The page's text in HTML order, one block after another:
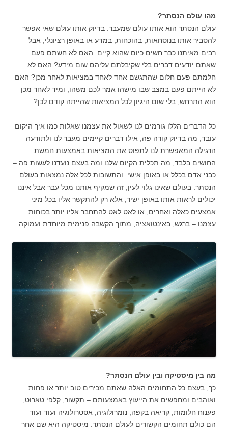
מהו עולם הנסתר?
עולם הנסתר הוא אותו עולם שמעבר. בדיוק אותו עולם שאי אפשר
להסביר אותו בנוסחאות, בהוכחות, במדע או באופן רציונלי, אבל
רבים מאיתנו כבר חשים כיום שהוא קיים. האם לא חשתם פעם
שאתם יודעים דברים בלי שקיבלתם עליהם שום מידע? האם לא
חלמתם פעם חלום שהתגשם אחד לאחד במציאות לאחר מכן? האם
לא הייתם פעם במצב שבו מישהו אמר לכם משהו, ומיד לאחר מכן
הוא התרחש, בלי שום היגיון לכל המציאות שהייתה קודם לכן?
כל הדברים הללו גורמים לנו לשאול את עצמנו שאלות כמו איך היקום
עובד, מה בדיוק קורה פה, אילו דברים קיימים מעבר לנו ולתודעה
הרגילה המאפשרת לנו לתפוס את המציאות באמצעות חמשת
החושים בלבד, מה תכלית הקיום שלנו ומה בעצם נועדנו לעשות פה –
כבני אדם בכלל או באופן אישי. והתשובות לכל אלה נמצאות בעולם
הנסתר. בעולם שאינו גלוי לעין, זה שמקיף אותנו מכל עבר אבל איננו
יכולים לראות אותו באופן ישיר, אלא רק להתקשר אליו בכל מיני
אמצעים כאלה ואחרים, או לאט לאט להתחבר אליו יותר בכוחות
עצמנו – ברגש, באינטואציה, מתוך הקשבה פנימית מיוחדת ועמוקה.
מה בין מיסטיקה ובין עולם הנסתר?
כך, בעצם כל התחומים האלה שאתם מכירים טוב יותר או פחות
ואוהבים ומחפשים את הייעוץ באמצעותם – תקשור, קלפי טארוט,
פענוח חלומות, קריאה בקפה, נומרולוגיה, אסטרולוגיה ועוד ועוד –
הם כולם תחומים הקשורים לעולם הנסתר. מיסטיקה היא שם אחר